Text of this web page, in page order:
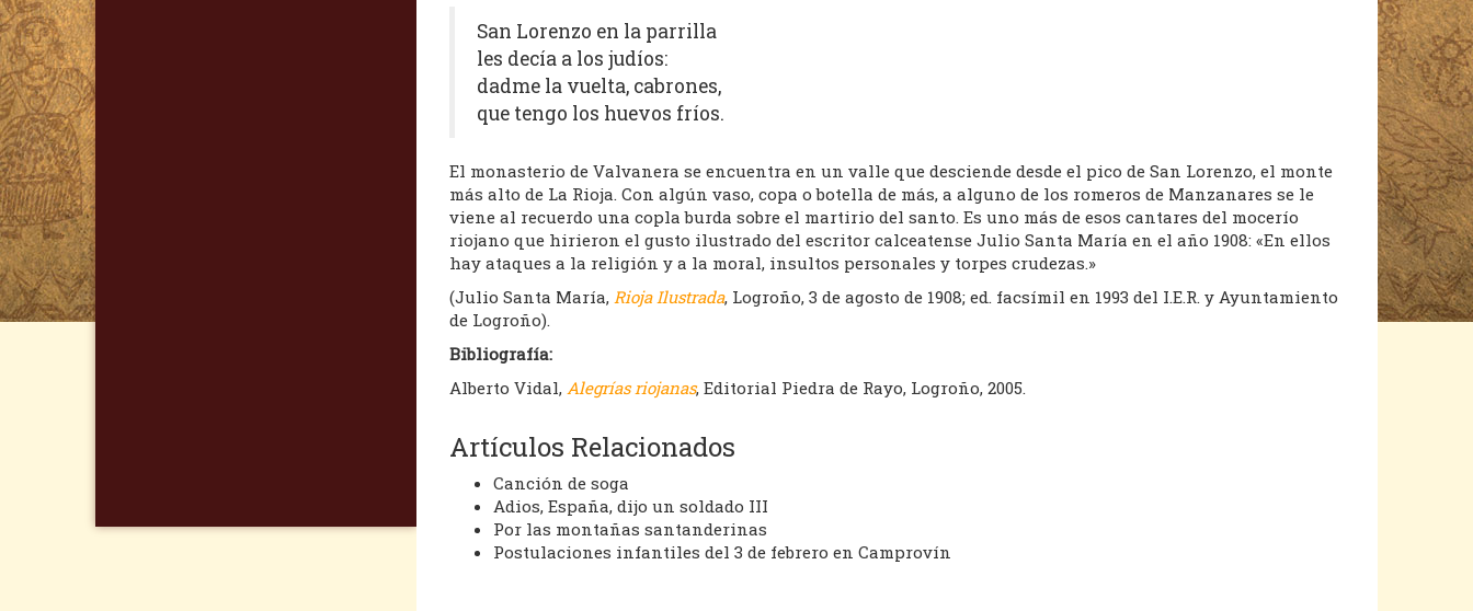
San Lorenzo en la parrilla
les decía a los judíos:
dadme la vuelta, cabrones,
que tengo los huevos fríos.
El monasterio de Valvanera se encuentra en un valle que desciende desde el pico de San Lorenzo, el monte
más alto de La Rioja. Con algún vaso, copa o botella de más, a alguno de los romeros de Manzanares se le
viene al recuerdo una copla burda sobre el martirio del santo. Es uno más de esos cantares del mocerío
riojano que hirieron el gusto ilustrado del escritor calceatense Julio Santa María en el año 1908: «En ellos
hay ataques a la religión y a la moral, insultos personales y torpes crudezas.»
(Julio Santa María, Rioja Ilustrada, Logroño, 3 de agosto de 1908; ed. facsímil en 1993 del I.E.R. y Ayuntamiento
de Logroño).
Bibliografía:
Alberto Vidal, Alegrías riojanas, Editorial Piedra de Rayo, Logroño, 2005.
Artículos Relacionados
Canción de soga
Adios, España, dijo un soldado III
Por las montañas santanderinas
Postulaciones infantiles del 3 de febrero en Camprovín